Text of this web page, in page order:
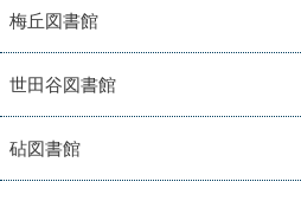
梅丘図書館
世田谷図書館
砧図書館